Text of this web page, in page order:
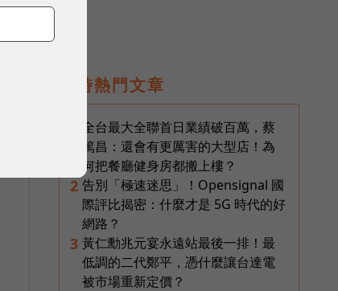
即時熱門文章
全台最大全聯首日業績破百萬，蔡
篤昌：還會有更厲害的大型店！為
何把餐廳健身房都搬上樓？
2 告別「極速迷思」！Opensignal 國
際評比揭密：什麼才是 5G 時代的好
網路？
3 黃仁勳兆元宴永遠站最後一排！最
低調的二代鄭平，憑什麼讓台達電
被市場重新定價？